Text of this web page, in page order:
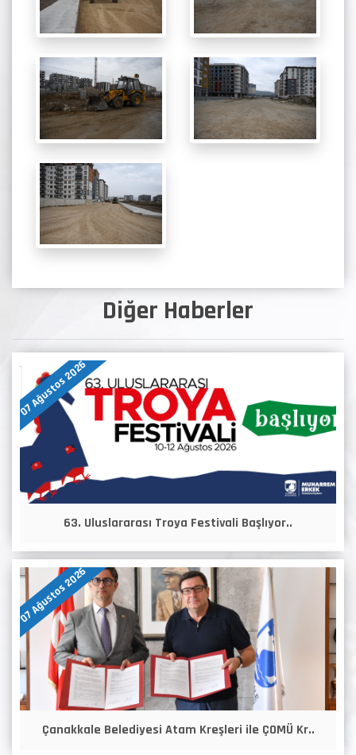
Diğer Haberler
07 Ağustos 2026
63. Uluslararası Troya Festivali Başlıyor..
07 Ağustos 2026
Çanakkale Belediyesi Atam Kreşleri ile ÇOMÜ Kr..